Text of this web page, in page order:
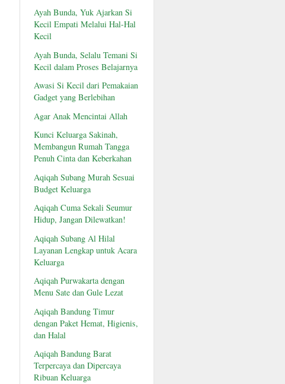
Ayah Bunda, Yuk Ajarkan Si
Kecil Empati Melalui Hal-Hal
Kecil
Ayah Bunda, Selalu Temani Si
Kecil dalam Proses Belajarnya
Awasi Si Kecil dari Pemakaian
Gadget yang Berlebihan
Agar Anak Mencintai Allah
Kunci Keluarga Sakinah,
Membangun Rumah Tangga
Penuh Cinta dan Keberkahan
Aqiqah Subang Murah Sesuai
Budget Keluarga
Aqiqah Cuma Sekali Seumur
Hidup, Jangan Dilewatkan!
Aqiqah Subang Al Hilal
Layanan Lengkap untuk Acara
Keluarga
Aqiqah Purwakarta dengan
Menu Sate dan Gule Lezat
Aqiqah Bandung Timur
dengan Paket Hemat, Higienis,
dan Halal
Aqiqah Bandung Barat
Terpercaya dan Dipercaya
Ribuan Keluarga